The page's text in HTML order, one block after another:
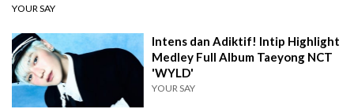
YOUR SAY
Intens dan Adiktif! Intip Highlight
Medley Full Album Taeyong NCT
'WYLD'
YOUR SAY